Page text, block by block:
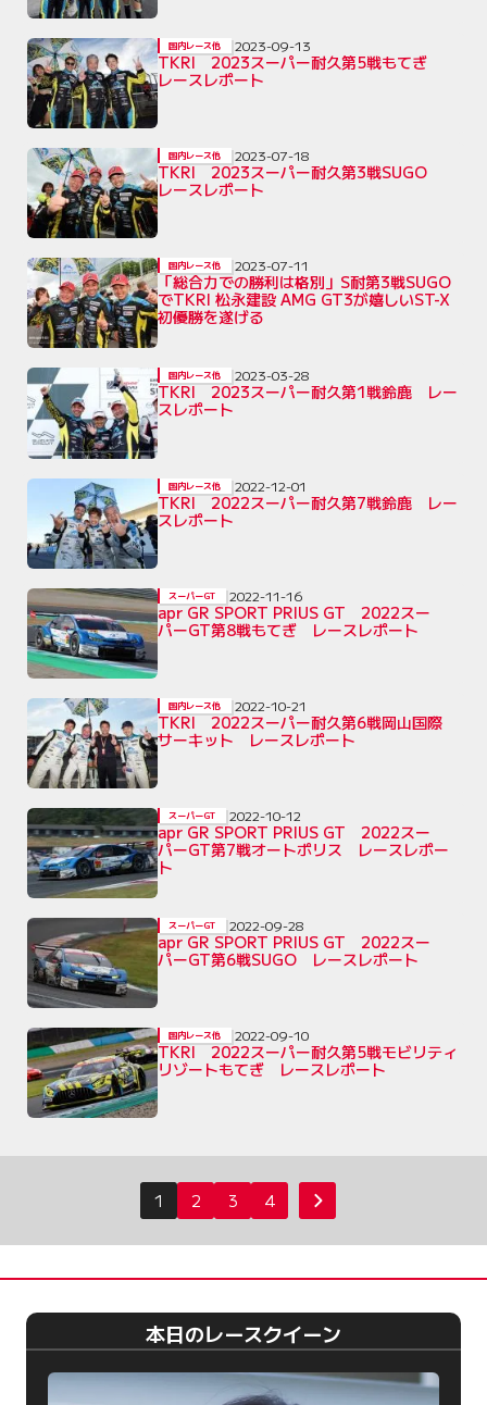
TKRI 2023スーパー耐久第5戦もてぎ
レースレポート
国内レース他 2023-09-13
TKRI 2023スーパー耐久第3戦SUGO
レースレポート
国内レース他 2023-07-18
「総合力での勝利は格別」S耐第3戦SUGO
でTKRI 松永建設 AMG GT3が嬉しいST-X
初優勝を遂げる
国内レース他 2023-07-11
TKRI 2023スーパー耐久第1戦鈴鹿 レー
スレポート
国内レース他 2023-03-28
TKRI 2022スーパー耐久第7戦鈴鹿 レー
スレポート
国内レース他 2022-12-01
apr GR SPORT PRIUS GT 2022スー
パーGT第8戦もてぎ レースレポート
スーパーGT 2022-11-16
TKRI 2022スーパー耐久第6戦岡山国際
サーキット レースレポート
国内レース他 2022-10-21
apr GR SPORT PRIUS GT 2022スー
パーGT第7戦オートポリス レースレポー
ト
スーパーGT 2022-10-12
apr GR SPORT PRIUS GT 2022スー
パーGT第6戦SUGO レースレポート
スーパーGT 2022-09-28
TKRI 2022スーパー耐久第5戦モビリティ
リゾートもてぎ レースレポート
国内レース他 2022-09-10
の
ペ
ー
ジ
送
1 2 3 4 次へ
本日のレースクイーン